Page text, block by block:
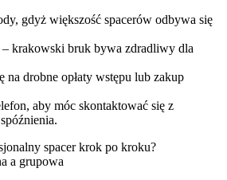
gdyż większość spacerów odbywa się
– krakowski bruk bywa zdradliwy dla
drobne opłaty wstępu lub zakup
aby móc skontaktować się z
spacer krok po kroku?
a grupowa